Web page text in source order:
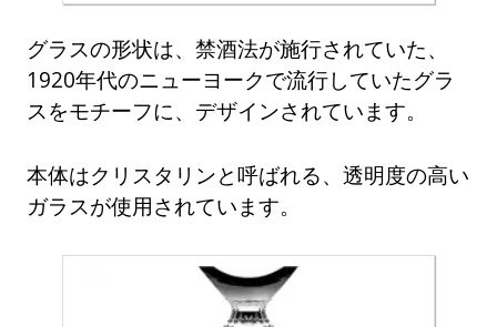
グラスの形状は、禁酒法が施行されていた、
1920年代のニューヨークで流行していたグラ
スをモチーフに、デザインされています。
本体はクリスタリンと呼ばれる、透明度の高い
ガラスが使用されています。